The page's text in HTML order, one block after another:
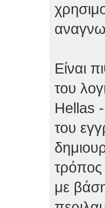
Είναι
του
Hellas
του
τρόπος
με